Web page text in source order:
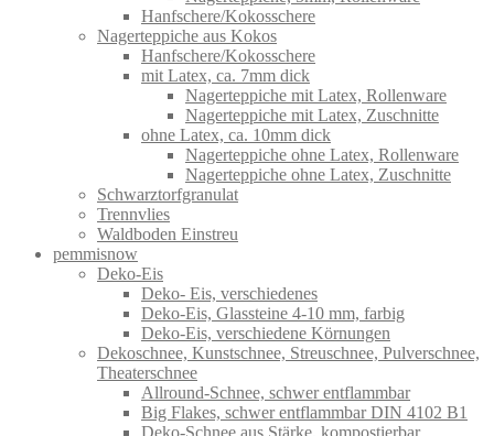
Hanfschere/Kokosschere
Nagerteppiche aus Kokos
Hanfschere/Kokosschere
mit Latex, ca. 7mm dick
Nagerteppiche mit Latex, Rollenware
Nagerteppiche mit Latex, Zuschnitte
ohne Latex, ca. 10mm dick
Nagerteppiche ohne Latex, Rollenware
Nagerteppiche ohne Latex, Zuschnitte
Schwarztorfgranulat
Trennvlies
Waldboden Einstreu
pemmisnow
Deko-Eis
Deko- Eis, verschiedenes
Deko-Eis, Glassteine 4-10 mm, farbig
Deko-Eis, verschiedene Körnungen
Dekoschnee, Kunstschnee, Streuschnee, Pulverschnee,
Theaterschnee
Allround-Schnee, schwer entflammbar
Big Flakes, schwer entflammbar DIN 4102 B1
Deko-Schnee aus Stärke, kompostierbar